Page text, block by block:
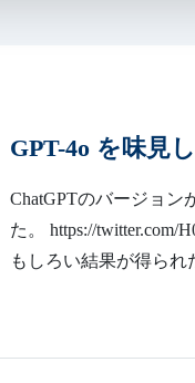
GPT-4o を味見
ChatGPTのバージョ
た。 https://twitter.com/
もしろい結果が得ら